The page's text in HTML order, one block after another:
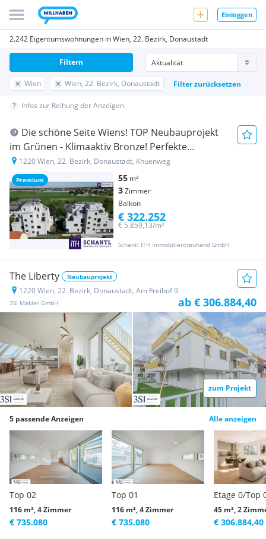
Einloggen
2.242 Eigentumswohnungen in Wien, 22. Bezirk, Donaustadt
Wien Wien, 22. Bezirk, Donaustadt Filter zurücksetzen
Filtern
Infos zur Reihung der Anzeigen
Premium
Die schöne Seite Wiens! TOP Neubauprojekt
im Grünen - Klimaaktiv Bronze! Perfekte
Raumaufteilung + Luftwärmepumpe und
Solaranlage + Grün- und Ruhelage + Garage!
1220 Wien, 22. Bezirk, Donaustadt, Khuenweg
55 m²
3Zimmer
Balkon
Schantl ITH Immobilientreuhand GmbH
€ 5.859,13/m²
€ 322.252
The Liberty Neubauprojekt
1220 Wien, 22. Bezirk, Donaustadt, Am Freihof 9
3SI Makler GmbH ab € 306.884,40
zum Projekt
5 passende Anzeigen Alle anzeigen
Top 02
116 m², 4 Zimmer
€ 735.080
Top 01
116 m², 4 Zimmer
€ 735.080
Etage 0/Top
45 m², 2
€ 306.884,40